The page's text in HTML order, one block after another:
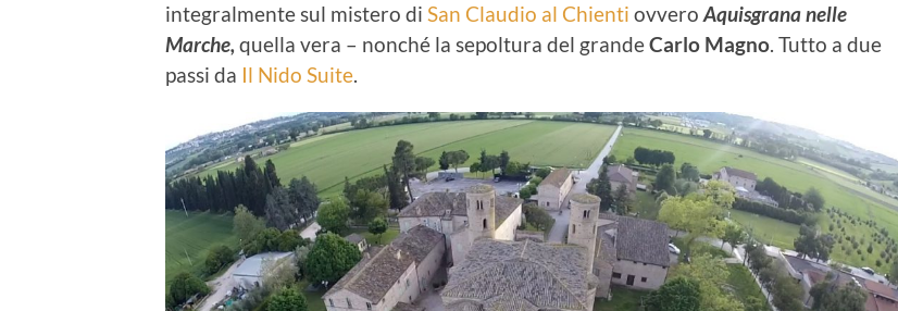
integralmente sul mistero di San Claudio al Chienti ovvero Aquisgrana nelle
Marche,quella vera – nonché la sepoltura del grandeCarlo Magno. Tutto a due
passi da Il Nido Suite.